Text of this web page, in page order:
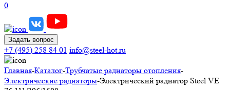
0
Задать вопрос
+7 (495) 258 84 01 info@steel-hot.ru
Главная-Каталог-Трубчатые радиаторы отопления-
Электрические радиаторы-Электрический радиатор Steel VE